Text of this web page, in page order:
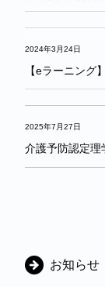
2024年3月24日
【eラーニング
2025年7月27日
介護予防認定理
カ
お知らせ